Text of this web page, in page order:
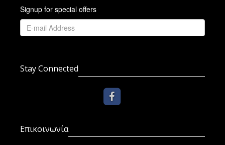
Signup for special offers
Stay Connected
Επικοινωνία